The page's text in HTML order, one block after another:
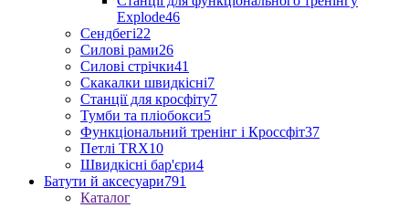
Explode46
Сендбегі22
Силові рами26
Силові стрічки41
Скакалки швидкісні7
Станції для кросфіту7
Тумби та пліобокси5
Функціональний тренінг і Кроссфіт37
Петлі TRX10
Швидкісні бар'єри4
Батути й аксесуари791
Каталог